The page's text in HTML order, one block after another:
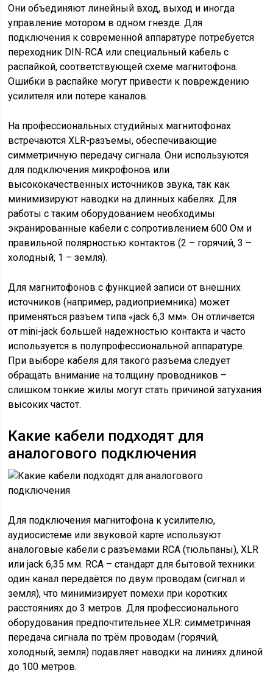
Они объединяют линейный вход, выход и иногда
управление мотором в одном гнезде. Для
подключения к современной аппаратуре потребуется
переходник DIN-RCA или специальный кабель с
распайкой, соответствующей схеме магнитофона.
Ошибки в распайке могут привести к повреждению
усилителя или потере каналов.
На профессиональных студийных магнитофонах
встречаются XLR-разъемы, обеспечивающие
симметричную передачу сигнала. Они используются
для подключения микрофонов или
высококачественных источников звука, так как
минимизируют наводки на длинных кабелях. Для
работы с таким оборудованием необходимы
экранированные кабели с сопротивлением 600 Ом и
правильной полярностью контактов (2 – горячий, 3 –
холодный, 1 – земля).
Для магнитофонов с функцией записи от внешних
источников (например, радиоприемника) может
применяться разъем типа «jack 6,3 мм». Он отличается
от mini-jack большей надежностью контакта и часто
используется в полупрофессиональной аппаратуре.
При выборе кабеля для такого разъема следует
обращать внимание на толщину проводников –
слишком тонкие жилы могут стать причиной затухания
высоких частот.
Какие кабели подходят для
аналогового подключения
Для подключения магнитофона к усилителю,
аудиосистеме или звуковой карте используют
аналоговые кабели с разъёмами RCA (тюльпаны), XLR
или jack 6,35 мм. RCA – стандарт для бытовой техники:
один канал передаётся по двум проводам (сигнал и
земля), что минимизирует помехи при коротких
расстояниях до 3 метров. Для профессионального
оборудования предпочтительнее XLR: симметричная
передача сигнала по трём проводам (горячий,
холодный, земля) подавляет наводки на линиях длиной
до 100 метров.